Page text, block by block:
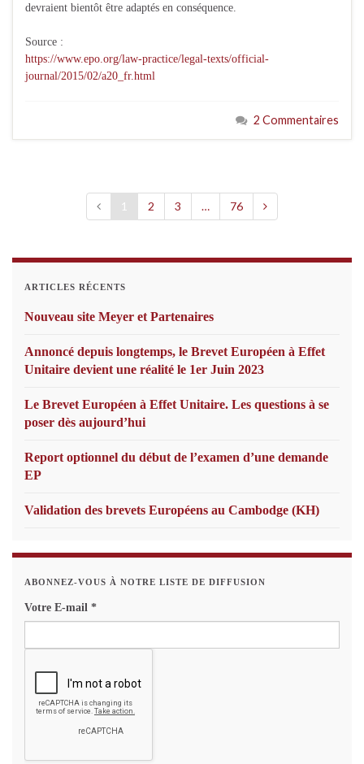
devraient bientôt être adaptés en conséquence.
Source :
https://www.epo.org/law-practice/legal-texts/official-
journal/2015/02/a20_fr.html
2 Commentaires
1 2 3 … 76
ARTICLES RÉCENTS
Nouveau site Meyer et Partenaires
Annoncé depuis longtemps, le Brevet Européen à Effet
Unitaire devient une réalité le 1er Juin 2023
Le Brevet Européen à Effet Unitaire. Les questions à se
poser dès aujourd’hui
Report optionnel du début de l’examen d’une demande
EP
Validation des brevets Européens au Cambodge (KH)
ABONNEZ-VOUS À NOTRE LISTE DE DIFFUSION
Votre E-mail *